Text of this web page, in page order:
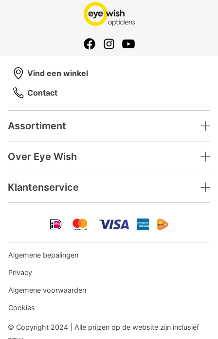
Assortiment
Over Eye Wish
Klantenservice
Vind een winkel
Contact
© Copyright 2024 | Alle prijzen op de website zijn inclusief
Algemene bepalingen
Privacy
Algemene voorwaarden
Cookies